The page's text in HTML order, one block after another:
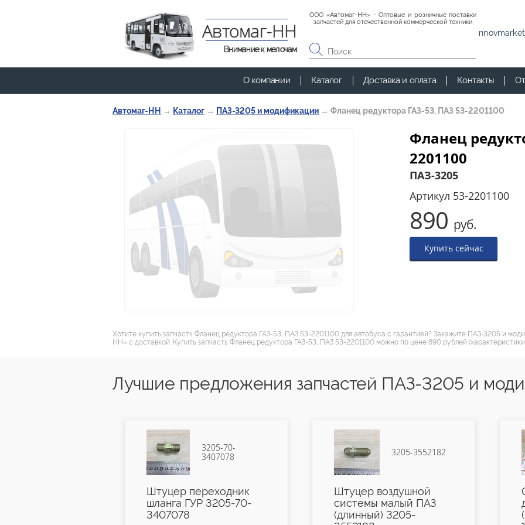
Автомаг-НН → Каталог → ПАЗ-3205 и модификации → Фланец редуктора ГАЗ-53, ПАЗ 53-2201100
Фланец
2201100
ПАЗ-3205
Артикул 53-2201100
890 руб.
Купить сейчас
Хотите купить запчасть Фланец редуктора ГАЗ-53, ПАЗ 53-2201100 для автобуса с гарантией? Закажите ПАЗ-3205 и
НН» с доставкой. Купить запчасть Фланец редуктора ГАЗ-53, ПАЗ 53-2201100 можно по цене 890 рублей
Лучшие предложения запчастей ПАЗ-3205 и
3205-70-
3407078
Штуцер переходник
шланга ГУР 3205-70-
3407078
3205-3552182
Штуцер воздушной
системы малый ПАЗ
(длинный) 3205-
Автомаг-НН
Внимание к мелочам
ООО «Автомаг-НН» - Оптовые и розничные поставки
запчастей для отечественной коммерческой техники
nnovmarket
О компании Каталог Доставка и оплата Контакты